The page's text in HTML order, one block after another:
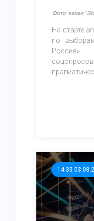
Фото: канал
На старте
по
Россия»
14:33